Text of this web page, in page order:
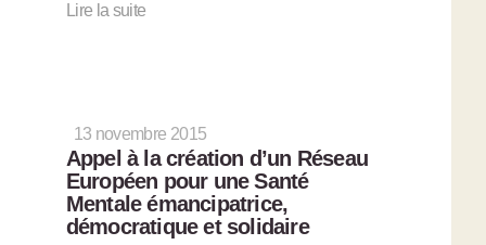
Lire la suite
13 novembre 2015
Appel à la création d’un Réseau
Européen pour une Santé
Mentale émancipatrice,
démocratique et solidaire